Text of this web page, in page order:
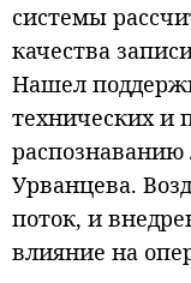
системы
качества
Нашел
технических и
Урванцева.
поток, и
влияние на